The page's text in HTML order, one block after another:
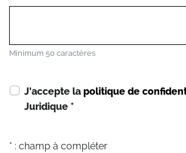
Minimum 50 caractères
J'accepte la politique de
Juridique *
* : champ à compléter